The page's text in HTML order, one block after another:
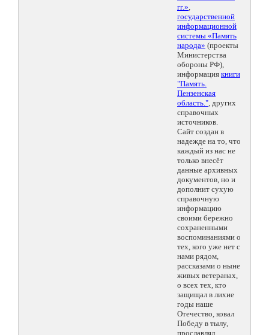
гг.»,
государственной
информационной
системы «Память
народа» (проекты
Министерства
обороны РФ),
информация книги
"Память.
Пензенская
область.", других
справочных
источников.
Сайт создан в
надежде на то, что
каждый из нас не
только внесёт
данные архивных
документов, но и
дополнит сухую
справочную
информацию
своими бережно
сохраненными
воспоминаниями о
тех, кого уже нет с
нами рядом,
рассказами о ныне
живых ветеранах,
о всех тех, кто
защищал в лихие
годы наше
Отечество, ковал
Победу в тылу,
прославлял